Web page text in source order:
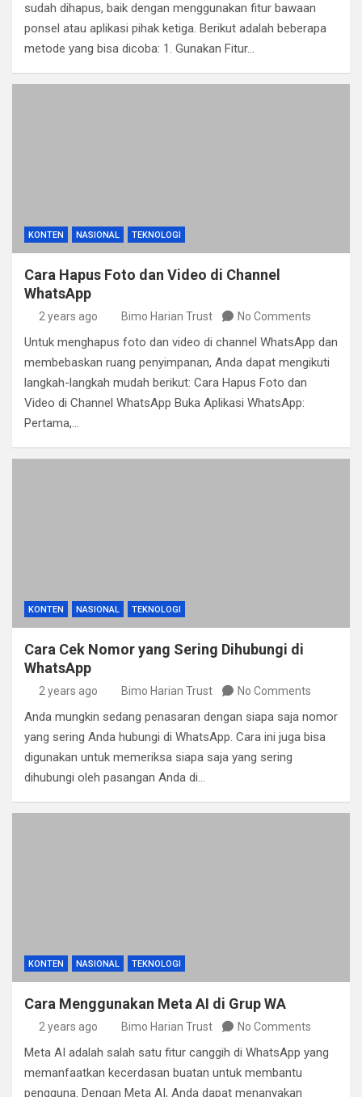
sudah dihapus, baik dengan menggunakan fitur bawaan
ponsel atau aplikasi pihak ketiga. Berikut adalah beberapa
metode yang bisa dicoba: 1. Gunakan Fitur…
KONTEN NASIONAL TEKNOLOGI
Cara Hapus Foto dan Video di Channel
WhatsApp
2 years ago Bimo Harian Trust No Comments
Untuk menghapus foto dan video di channel WhatsApp dan
membebaskan ruang penyimpanan, Anda dapat mengikuti
langkah-langkah mudah berikut: Cara Hapus Foto dan
Video di Channel WhatsApp Buka Aplikasi WhatsApp:
Pertama,…
KONTEN NASIONAL TEKNOLOGI
Cara Cek Nomor yang Sering Dihubungi di
WhatsApp
2 years ago Bimo Harian Trust No Comments
Anda mungkin sedang penasaran dengan siapa saja nomor
yang sering Anda hubungi di WhatsApp. Cara ini juga bisa
digunakan untuk memeriksa siapa saja yang sering
dihubungi oleh pasangan Anda di…
KONTEN NASIONAL TEKNOLOGI
Cara Menggunakan Meta AI di Grup WA
2 years ago Bimo Harian Trust No Comments
Meta AI adalah salah satu fitur canggih di WhatsApp yang
memanfaatkan kecerdasan buatan untuk membantu
pengguna. Dengan Meta AI, Anda dapat menanyakan